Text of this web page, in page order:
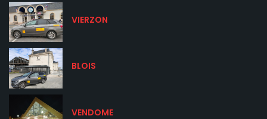
VIERZON
BLOIS
VENDOME